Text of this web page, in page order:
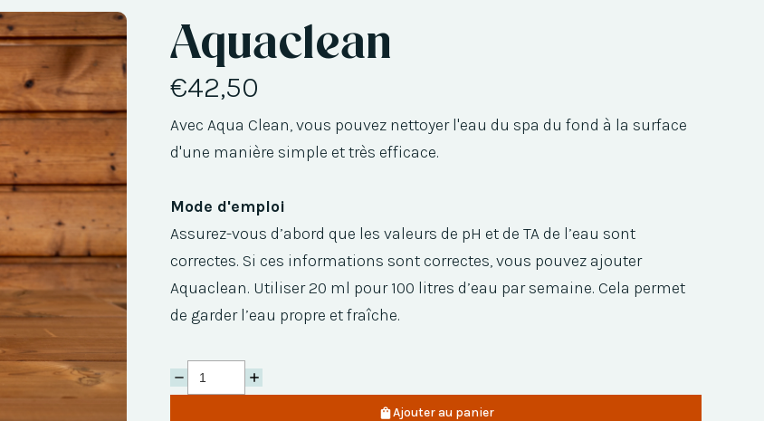
Aquaclean
€42,50
Avec Aqua Clean, vous pouvez nettoyer l'eau du spa du fond à la surface
d'une manière simple et très efficace.
Mode d'emploi
Assurez-vous d’abord que les valeurs de pH et de TA de l’eau sont
correctes. Si ces informations sont correctes, vous pouvez ajouter
Aquaclean. Utiliser 20 ml pour 100 litres d’eau par semaine. Cela permet
de garder l’eau propre et fraîche.
Ajouter au panier